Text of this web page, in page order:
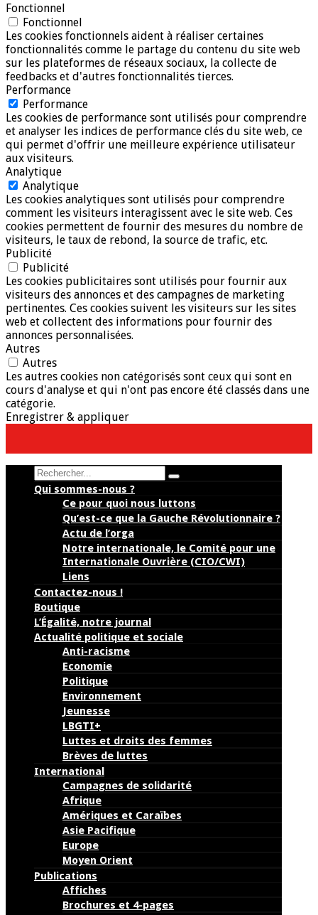
Fonctionnel
Fonctionnel
Les cookies fonctionnels aident à réaliser certaines
fonctionnalités comme le partage du contenu du site web
sur les plateformes de réseaux sociaux, la collecte de
feedbacks et d'autres fonctionnalités tierces.
Performance
Performance
Les cookies de performance sont utilisés pour comprendre
et analyser les indices de performance clés du site web, ce
qui permet d'offrir une meilleure expérience utilisateur
aux visiteurs.
Analytique
Analytique
Les cookies analytiques sont utilisés pour comprendre
comment les visiteurs interagissent avec le site web. Ces
cookies permettent de fournir des mesures du nombre de
visiteurs, le taux de rebond, la source de trafic, etc.
Publicité
Publicité
Les cookies publicitaires sont utilisés pour fournir aux
visiteurs des annonces et des campagnes de marketing
pertinentes. Ces cookies suivent les visiteurs sur les sites
web et collectent des informations pour fournir des
annonces personnalisées.
Autres
Autres
Les autres cookies non catégorisés sont ceux qui sont en
cours d'analyse et qui n'ont pas encore été classés dans une
catégorie.
Enregistrer & appliquer
Search
Qui sommes-nous ?
Ce pour quoi nous luttons
Qu’est-ce que la Gauche Révolutionnaire ?
Actu de l’orga
Notre internationale, le Comité pour une
Internationale Ouvrière (CIO/CWI)
Liens
Contactez-nous !
Boutique
L’Égalité, notre journal
Actualité politique et sociale
Anti-racisme
Economie
Politique
Environnement
Jeunesse
LBGTI+
Luttes et droits des femmes
Brèves de luttes
International
Campagnes de solidarité
Afrique
Amériques et Caraïbes
Asie Pacifique
Europe
Moyen Orient
Publications
Affiches
Brochures et 4-pages